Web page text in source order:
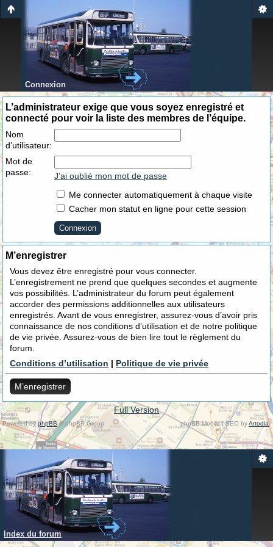
Connexion
L’administrateur exige que vous soyez enregistré et
connecté pour voir la liste des membres de l’équipe.
Nom
d’utilisateur:
Mot de
passe:
J’ai oublié mon mot de passe
Me connecter automatiquement à chaque visite
Cacher mon statut en ligne pour cette session
M’enregistrer
Vous devez être enregistré pour vous connecter.
L’enregistrement ne prend que quelques secondes et augmente
vos possibilités. L’administrateur du forum peut également
accorder des permissions additionnelles aux utilisateurs
enregistrés. Avant de vous enregistrer, assurez-vous d’avoir pris
connaissance de nos conditions d’utilisation et de notre politique
de vie privée. Assurez-vous de bien lire tout le règlement du
forum.
Conditions d’utilisation | Politique de vie privée
M’enregistrer
Full Version
Powered byphpBB© phpBB Group. phpBB Mobile / SEO byArtodia.
Index du forum